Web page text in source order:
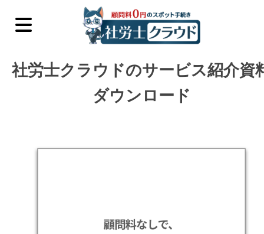
社労士クラウドのサービス紹介資
ダウンロード